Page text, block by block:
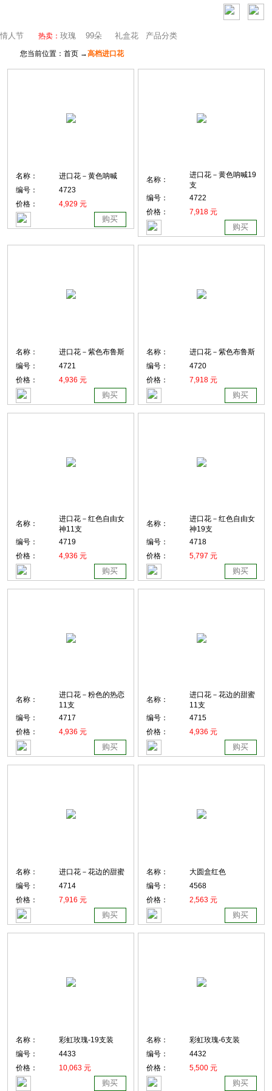
情人节 热卖： 玫瑰 99朵 礼盒花 产品分类
您当前位置：首页 →高档进口花
名称：
进口花－黄色呐喊
编号：
4723
价格：
4,929 元
购买
名称：
进口花－黄色呐喊19
支
编号：
4722
价格：
7,918 元
购买
名称：
进口花－紫色布鲁斯
编号：
4721
价格：
4,936 元
购买
名称：
进口花－紫色布鲁斯
编号：
4720
价格：
7,918 元
购买
名称：
进口花－红色自由女
神11支
编号：
4719
价格：
4,936 元
购买
名称：
进口花－红色自由女
神19支
编号：
4718
价格：
5,797 元
购买
名称：
进口花－粉色的热恋
11支
编号：
4717
价格：
4,936 元
购买
名称：
进口花－花边的甜蜜
11支
编号：
4715
价格：
4,936 元
购买
名称：
进口花－花边的甜蜜
编号：
4714
价格：
7,916 元
购买
名称：
大圆盒红色
编号：
4568
价格：
2,563 元
购买
名称：
彩虹玫瑰-19支装
编号：
4433
价格：
10,063 元
购买
名称：
彩虹玫瑰-6支装
编号：
4432
价格：
5,500 元
购买